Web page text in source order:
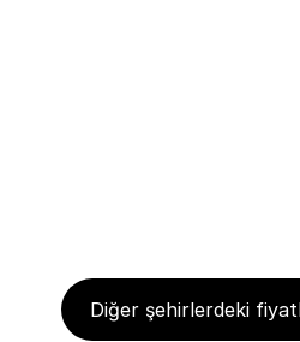
Diğer şehirlerdeki